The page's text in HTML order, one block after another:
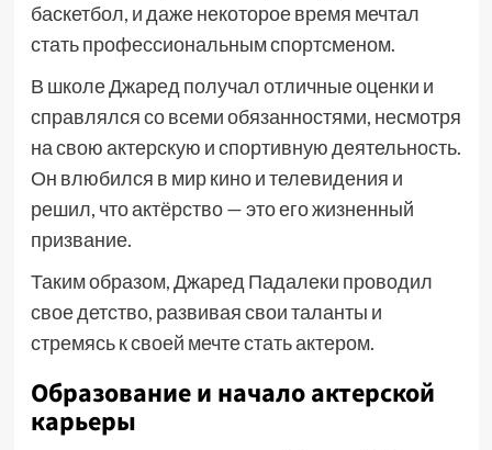
баскетбол, и даже некоторое время мечтал
стать профессиональным спортсменом.
В школе Джаред получал отличные оценки и
справлялся со всеми обязанностями, несмотря
на свою актерскую и спортивную деятельность.
Он влюбился в мир кино и телевидения и
решил, что актёрство — это его жизненный
призвание.
Таким образом, Джаред Падалеки проводил
свое детство, развивая свои таланты и
стремясь к своей мечте стать актером.
Образование и начало актерской
карьеры